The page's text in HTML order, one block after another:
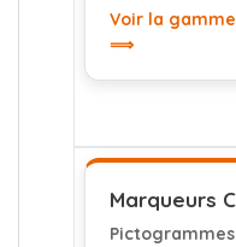
Voir la gamme
⟹
Marqueurs